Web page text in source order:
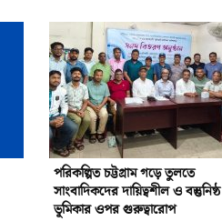
পরিকল্পিত চট্টগ্রাম গড়ে তুলতে
সাংবাদিকদের দায়িত্বশীল ও বস্তুনিষ্ঠ
ভূমিকার ওপর গুরুত্বারোপ